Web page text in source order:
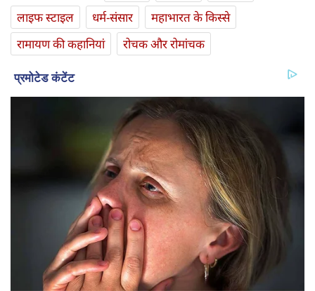
लाइफ स्‍टाइल
धर्म-संसार
महाभारत के किस्से
रामायण की कहानियां
रोचक और रोमांचक